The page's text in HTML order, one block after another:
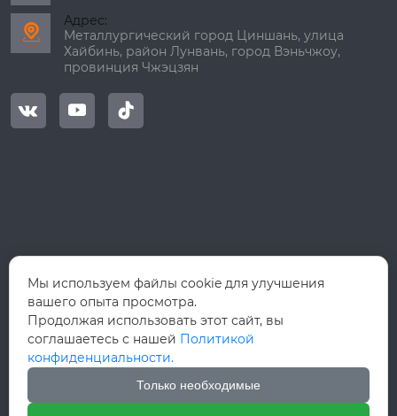

Адрес:
Металлургический город Циншань, улица
Хайбинь, район Лунвань, город Вэньчжоу,
провинция Чжэцзян
  
Мы используем файлы cookie для улучшения
вашего опыта просмотра.
Продолжая использовать этот сайт, вы
соглашаетесь с нашей Политикой
конфиденциальности.
Только необходимые